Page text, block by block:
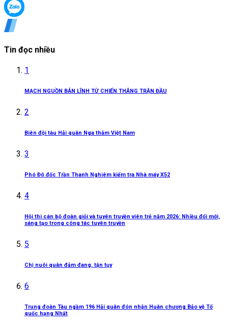
Tin đọc nhiều
1
MẠCH NGUỒN BẢN LĨNH TỪ CHIẾN THẮNG TRẬN ĐẦU
2
Biên đội tàu Hải quân Nga thăm Việt Nam
3
Phó Đô đốc Trần Thanh Nghiêm kiểm tra Nhà máy X52
4
Hội thi cán bộ đoàn giỏi và tuyên truyền viên trẻ năm 2026: Nhiều đổi mới,
sáng tạo trong công tác tuyên truyền
5
Chị nuôi quân đảm đang, tận tụy
6
Trung đoàn Tàu ngầm 196 Hải quân đón nhận Huân chương Bảo vệ Tổ
quốc hạng Nhất